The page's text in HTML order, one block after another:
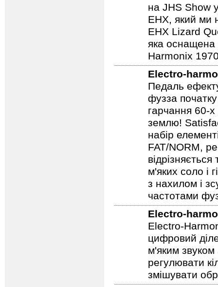
родоводом
яка має всю
на JHS Show
EHX, який ми
EHX Lizard
яка оснащена
Harmonix
Electro-
Педаль
фузза
гарчання 60-
землю!
набір
FAT/NORM,
м'яких соло і
з нахилом і
частотами
Electro-
Electro-
цифровий
м'яким звуком